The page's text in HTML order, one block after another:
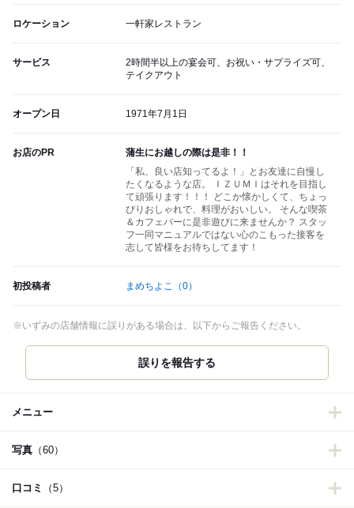
ロケーション 一軒家レストラン
サービス
2時間半以上の宴会可、お祝い・サプライズ可、
テイクアウト
オープン日 1971年7月1日
お店のPR
蒲生にお越しの際は是非！！
「私、良い店知ってるよ！」とお友達に自慢し
たくなるような店。 ＩＺＵＭＩはそれを目指し
て頑張ります！！！ どこか懐かしくて、ちょっ
ぴりおしゃれで、料理がおいしい。 そんな喫茶
＆カフェバーに是非遊びに来ませんか？ スタッ
フ一同マニュアルではない心のこもった接客を
志して皆様をお待ちしてます！
初投稿者 まめちよこ （0）
※いずみの店舗情報に誤りがある場合は、以下からご報告ください。
誤りを報告する
メニュー
写真 （60）
口コミ （5）